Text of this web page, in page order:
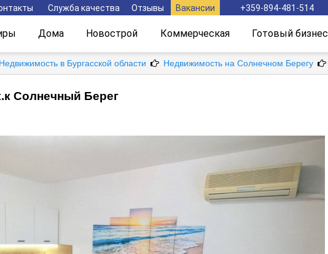
Служба качества Отзывы Вакансии +359-894-481-514
Дома Новострой Коммерческая Готовый бизнес
Недвижимость в Бургасской области Недвижимость на Солнечном Берегу
Солнечный Берег